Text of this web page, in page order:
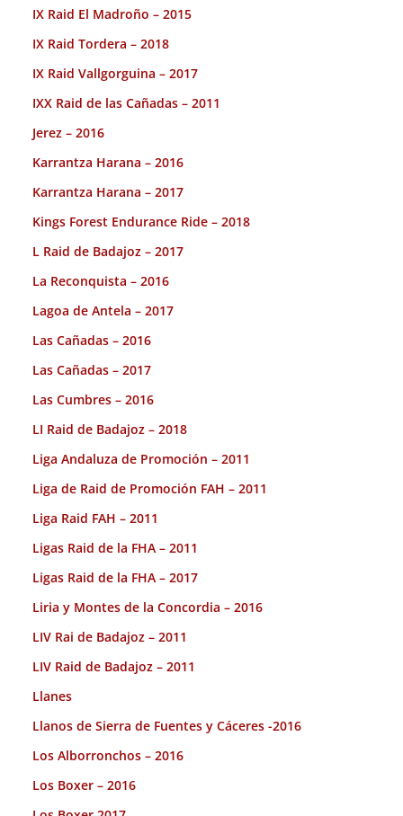
IX Raid El Madroño – 2015
IX Raid Tordera – 2018
IX Raid Vallgorguina – 2017
IXX Raid de las Cañadas – 2011
Jerez – 2016
Karrantza Harana – 2016
Karrantza Harana – 2017
Kings Forest Endurance Ride – 2018
L Raid de Badajoz – 2017
La Reconquista – 2016
Lagoa de Antela – 2017
Las Cañadas – 2016
Las Cañadas – 2017
Las Cumbres – 2016
LI Raid de Badajoz – 2018
Liga Andaluza de Promoción – 2011
Liga de Raid de Promoción FAH – 2011
Liga Raid FAH – 2011
Ligas Raid de la FHA – 2011
Ligas Raid de la FHA – 2017
Liria y Montes de la Concordia – 2016
LIV Rai de Badajoz – 2011
LIV Raid de Badajoz – 2011
Llanes
Llanos de Sierra de Fuentes y Cáceres -2016
Los Alborronchos – 2016
Los Boxer – 2016